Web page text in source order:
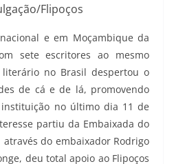
Flipoços
e em Moçambique da
sete escritores ao mesmo
no Brasil despertou o
de cá e de lá, promovendo
no último dia 11 de
partiu da Embaixada do
do embaixador Rodrigo
deu total apoio ao Flipoços